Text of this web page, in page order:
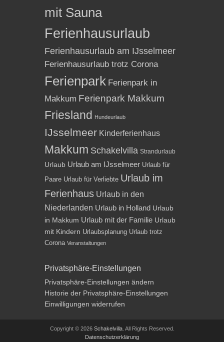
mit Sauna
Ferienhausurlaub
Ferienhausurlaub am IJsselmeer
Ferienhausurlaub trotz Corona
Ferienpark Ferienpark in
Makkum Ferienpark Makkum
Friesland Hundeurlaub
IJsselmeer Kinderferienhaus
Makkum Schakelvilla Strandurlaub
Urlaub Urlaub am IJsselmeer Urlaub für
Paare Urlaub für Verliebte Urlaub im
Ferienhaus Urlaub in den
Niederlanden Urlaub in Holland Urlaub
in Makkum Urlaub mit der Familie Urlaub
mit Kindern Urlaubsplanung Urlaub trotz
Corona Veranstaltungen
Privatsphäre-Einstellungen
Privatsphäre-Einstellungen ändern
Historie der Privatsphäre-Einstellungen
Einwilligungen widerrufen
Copyright © 2026 Schakelvilla. All Rights Reserved.
Datenschutzerklärung